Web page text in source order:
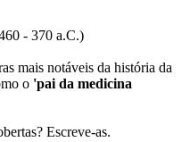
- 370 a.C.)
mais notáveis da história da
o 'pai da medicina
Escreve-as.